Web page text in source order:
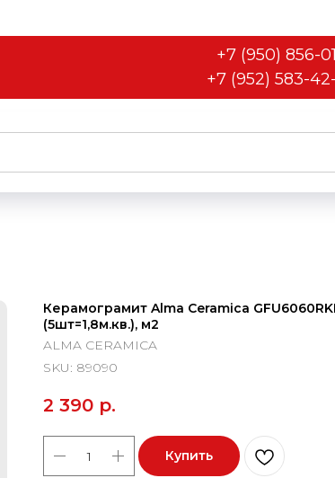
+7 (950) 856-
+7 (952) 583-
Керамограмит Alma Ceramica
(5шт=1,8м.кв.), м2
ALMA CERAMICA
SKU: 89090
2 390 р.
Купить